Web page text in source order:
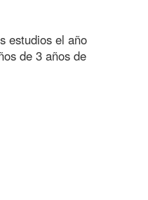
estudios el año
de 3 años de